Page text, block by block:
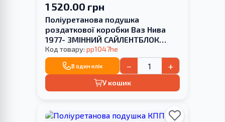
1 520.00 грн
Поліуретанова подушка
роздаткової коробки Ваз Нива
1977- ЗМІННИЙ САЙЛЕНТБЛОК
Цільнолитий HARDNESS
Код товару: pp1047he
В один клік − +
У кошик